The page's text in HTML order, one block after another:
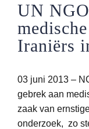
UN
Iraniërs
03 juni 2013 –
gebrek aan
zaak van
onderzoek, zo